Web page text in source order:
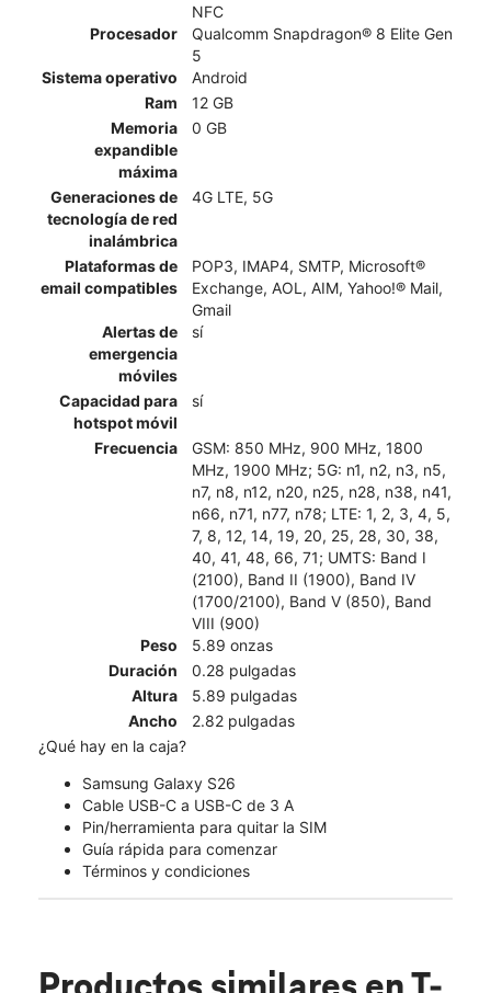
NFC
Procesador
Qualcomm Snapdragon® 8 Elite Gen
5
Sistema operativo
Android
Ram
12 GB
Memoria
expandible
máxima
0 GB
Generaciones de
tecnología de red
inalámbrica
4G LTE, 5G
Plataformas de
email compatibles
POP3, IMAP4, SMTP, Microsoft®
Exchange, AOL, AIM, Yahoo!® Mail,
Gmail
Alertas de
emergencia
móviles
sí
Capacidad para
hotspot móvil
sí
Frecuencia
GSM: 850 MHz, 900 MHz, 1800
MHz, 1900 MHz; 5G: n1, n2, n3, n5,
n7, n8, n12, n20, n25, n28, n38, n41,
n66, n71, n77, n78; LTE: 1, 2, 3, 4, 5,
7, 8, 12, 14, 19, 20, 25, 28, 30, 38,
40, 41, 48, 66, 71; UMTS: Band I
(2100), Band II (1900), Band IV
(1700/2100), Band V (850), Band
VIII (900)
Peso
5.89 onzas
Duración
0.28 pulgadas
Altura
5.89 pulgadas
Ancho
2.82 pulgadas
¿Qué hay en la caja?
Samsung Galaxy S26
Cable USB-C a USB-C de 3 A
Pin/herramienta para quitar la SIM
Guía rápida para comenzar
Términos y condiciones